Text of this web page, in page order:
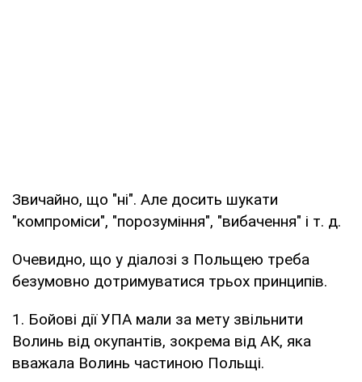
Звичайно, що "ні". Але досить шукати
"компроміси", "порозуміння", "вибачення" і т. д.
Очевидно, що у діалозі з Польщею треба
безумовно дотримуватися трьох принципів.
1. Бойові дії УПА мали за мету звільнити
Волинь від окупантів, зокрема від АК, яка
вважала Волинь частиною Польщі.